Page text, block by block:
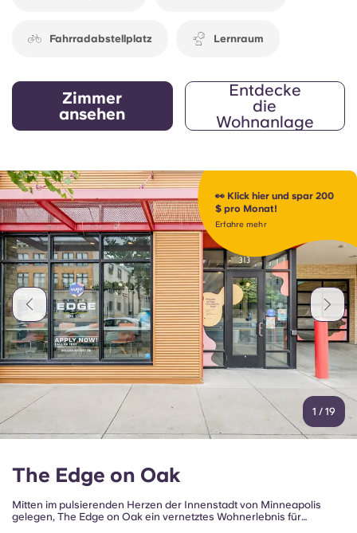
Fahrradabstellplatz Lernraum
Zimmer
ansehen
Entdecke
die
Wohnanlage
👀 Klick hier und spar 200
$ pro Monat!
Erfahre mehr
1 / 19
The Edge on Oak
Mitten im pulsierenden Herzen der Innenstadt von Minneapolis
gelegen, The Edge on Oak ein vernetztes Wohnerlebnis für